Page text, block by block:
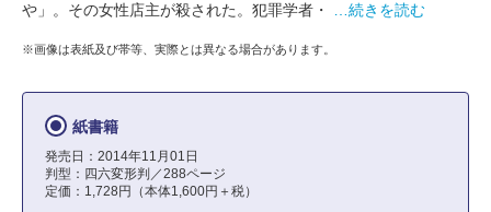
や」。その女性店主が殺された。犯罪学者・
…続きを読む
※画像は表紙及び帯等、実際とは異なる場合があります。
紙書籍
発売日：2014年11月01日
判型：四六変形判／288ページ
定価：1,728円（本体1,600円＋税）